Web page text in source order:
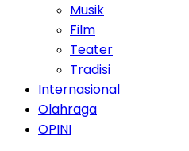
Musik
Film
Teater
Tradisi
Internasional
Olahraga
OPINI